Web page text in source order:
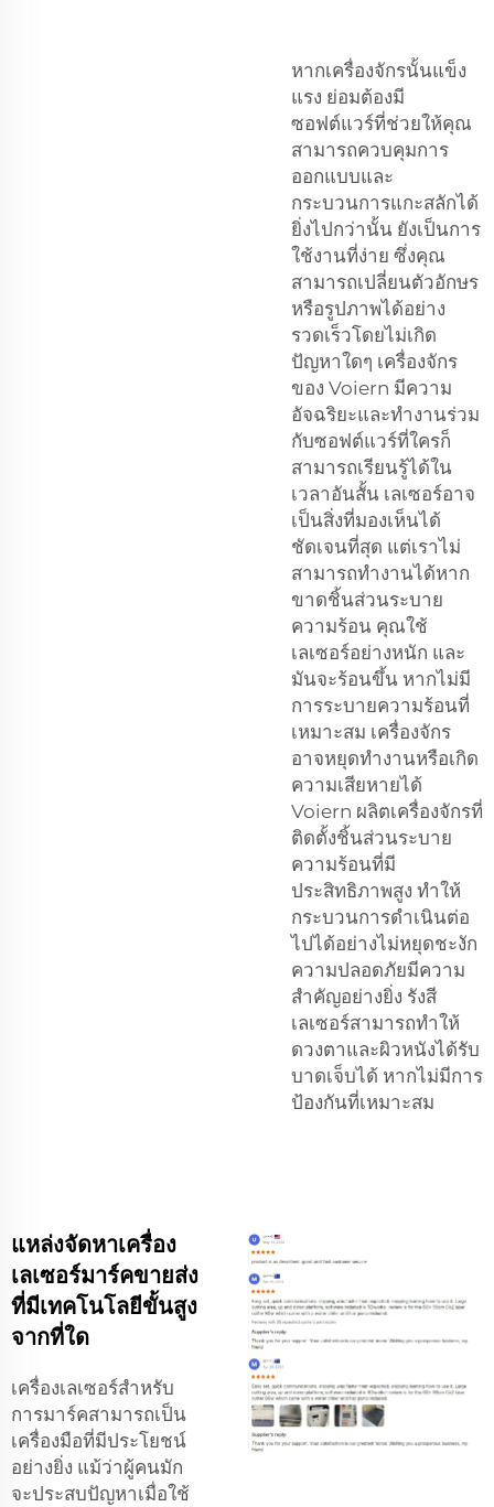
หากเครื่องจักรนั้นแข็ง
แรง ย่อมต้องมี
ซอฟต์แวร์ที่ช่วยให้คุณ
สามารถควบคุมการ
ออกแบบและ
กระบวนการแกะสลักได้
ยิ่งไปกว่านั้น ยังเป็นการ
ใช้งานที่ง่าย ซึ่งคุณ
สามารถเปลี่ยนตัวอักษร
หรือรูปภาพได้อย่าง
รวดเร็วโดยไม่เกิด
ปัญหาใดๆ เครื่องจักร
ของ Voiern มีความ
อัจฉริยะและทำงานร่วม
กับซอฟต์แวร์ที่ใครก็
สามารถเรียนรู้ได้ใน
เวลาอันสั้น เลเซอร์อาจ
เป็นสิ่งที่มองเห็นได้
ชัดเจนที่สุด แต่เราไม่
สามารถทำงานได้หาก
ขาดชิ้นส่วนระบาย
ความร้อน คุณใช้
เลเซอร์อย่างหนัก และ
มันจะร้อนขึ้น หากไม่มี
การระบายความร้อนที่
เหมาะสม เครื่องจักร
อาจหยุดทำงานหรือเกิด
ความเสียหายได้
Voiern ผลิตเครื่องจักรที่
ติดตั้งชิ้นส่วนระบาย
ความร้อนที่มี
ประสิทธิภาพสูง ทำให้
กระบวนการดำเนินต่อ
ไปได้อย่างไม่หยุดชะงัก
ความปลอดภัยมีความ
สำคัญอย่างยิ่ง รังสี
เลเซอร์สามารถทำให้
ดวงตาและผิวหนังได้รับ
บาดเจ็บได้ หากไม่มีการ
ป้องกันที่เหมาะสม
แหล่งจัดหาเครื่อง
เลเซอร์มาร์คขายส่ง
ที่มีเทคโนโลยีขั้นสูง
จากที่ใด
เครื่องเลเซอร์สำหรับ
การมาร์คสามารถเป็น
เครื่องมือที่มีประโยชน์
อย่างยิ่ง แม้ว่าผู้คนมัก
จะประสบปัญหาเมื่อใช้